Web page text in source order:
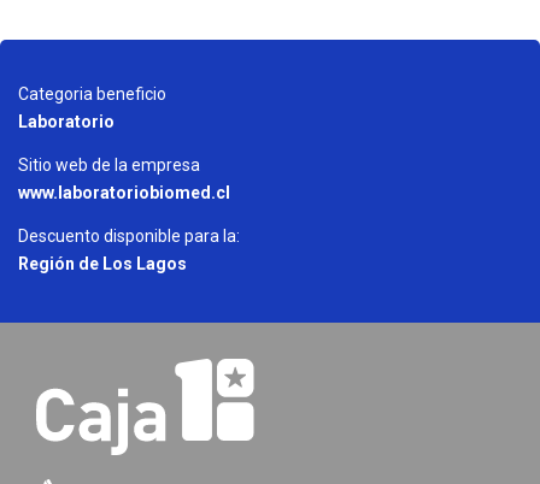
Categoria beneficio
Laboratorio
Sitio web de la empresa
www.laboratoriobiomed.cl
Descuento disponible para la:
Región de Los Lagos